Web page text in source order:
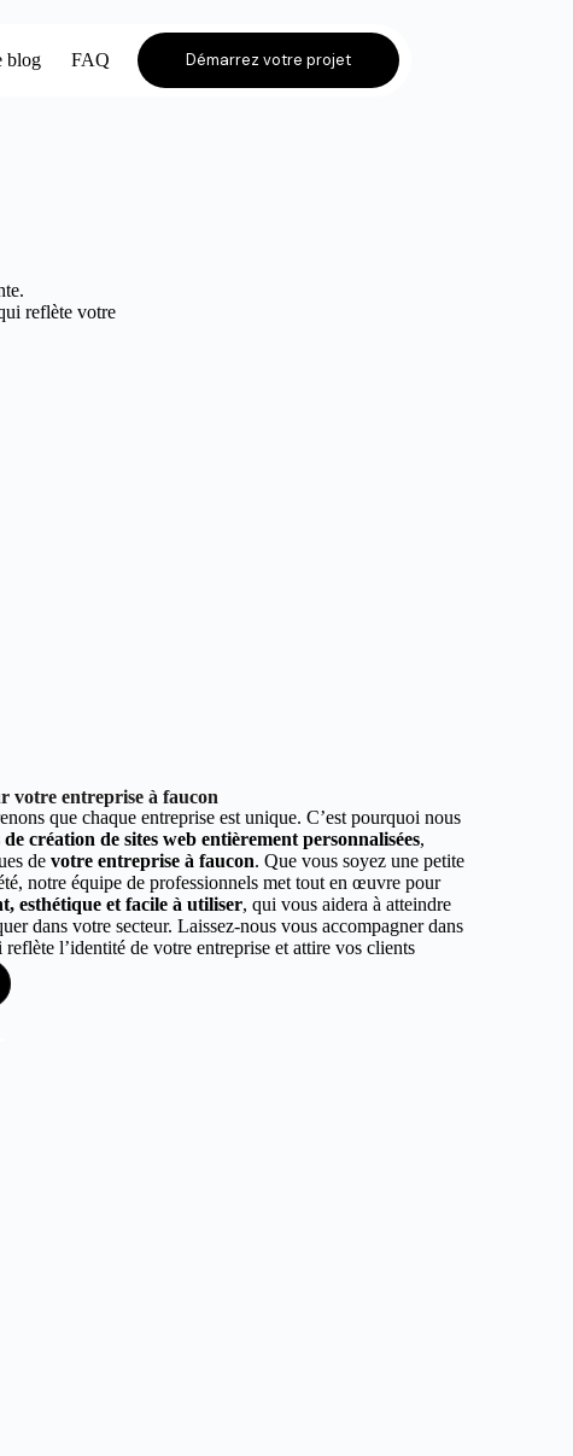
blog FAQ Démarrez votre projet
reflète votre
votre entreprise à faucon
que chaque entreprise est unique. C’est pourquoi nous
création de sites web entièrement personnalisées,
de votre entreprise à faucon. Que vous soyez une petite
notre équipe de professionnels met tout en œuvre pour
esthétique et facile à utiliser, qui vous aidera à atteindre
dans votre secteur. Laissez-nous vous accompagner dans
reflète l’identité de votre entreprise et attire vos clients